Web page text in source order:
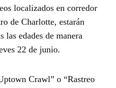
localizados en corredor
de Charlotte, estarán
las edades de manera
22 de junio.
Crawl” o “Rastreo